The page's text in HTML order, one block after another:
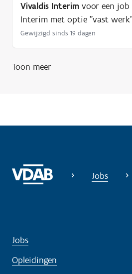
Vivaldis Interim voor een job
Interim met optie "vast
Gewijzigd sinds 19 dagen
Toon meer
Jobs
Jobs
Opleidingen